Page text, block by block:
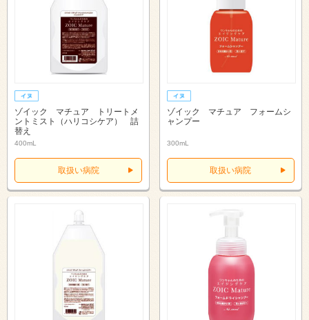
ゾイック マチュア トリートメ
ントミスト（ハリコシケア） 詰
替え
400mL
取扱い病院
ゾイック マチュア フォームシ
ャンプー
300mL
取扱い病院